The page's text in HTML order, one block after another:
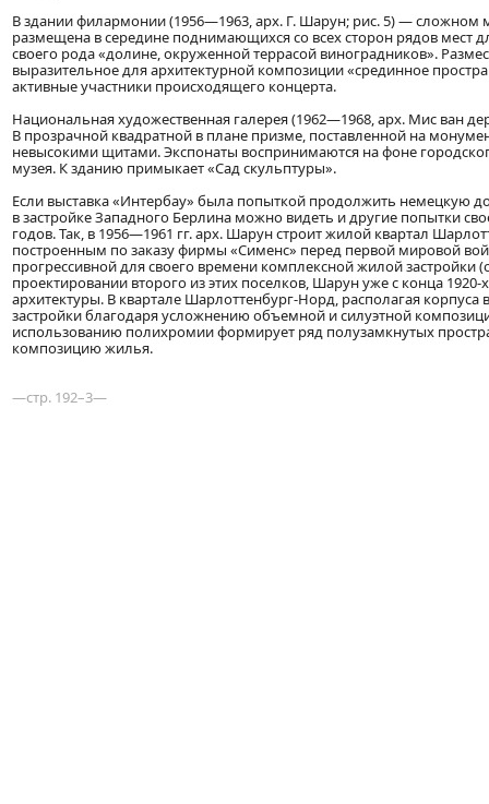
В здании филармонии (1956—1963, арх. Г. Шарун; рис. 5) —
размещена в середине поднимающихся со всех сторон рядов мест
своего рода «долине, окруженной террасой виноградников».
выразительное для архитектурной композиции «срединное
активные участники происходящего концерта.
Национальная художественная галерея (1962—1968, арх. Мис ван
В прозрачной квадратной в плане призме, поставленной на
невысокими щитами. Экспонаты воспринимаются на фоне
музея. К зданию примыкает «Сад скульптуры».
Если выставка «Интербау» была попыткой продолжить немецкую
в застройке Западного Берлина можно видеть и другие попытки
годов. Так, в 1956—1961 гг. арх. Шарун строит жилой квартал
построенным по заказу фирмы «Сименс» перед первой мировой
прогрессивной для своего времени комплексной жилой
проектировании второго из этих поселков, Шарун уже с конца
архитектуры. В квартале Шарлоттенбург-Норд, располагая
застройки благодаря усложнению объемной и силуэтной
использованию полихромии формирует ряд полузамкнутых
композицию жилья.
—стр. 192–3—